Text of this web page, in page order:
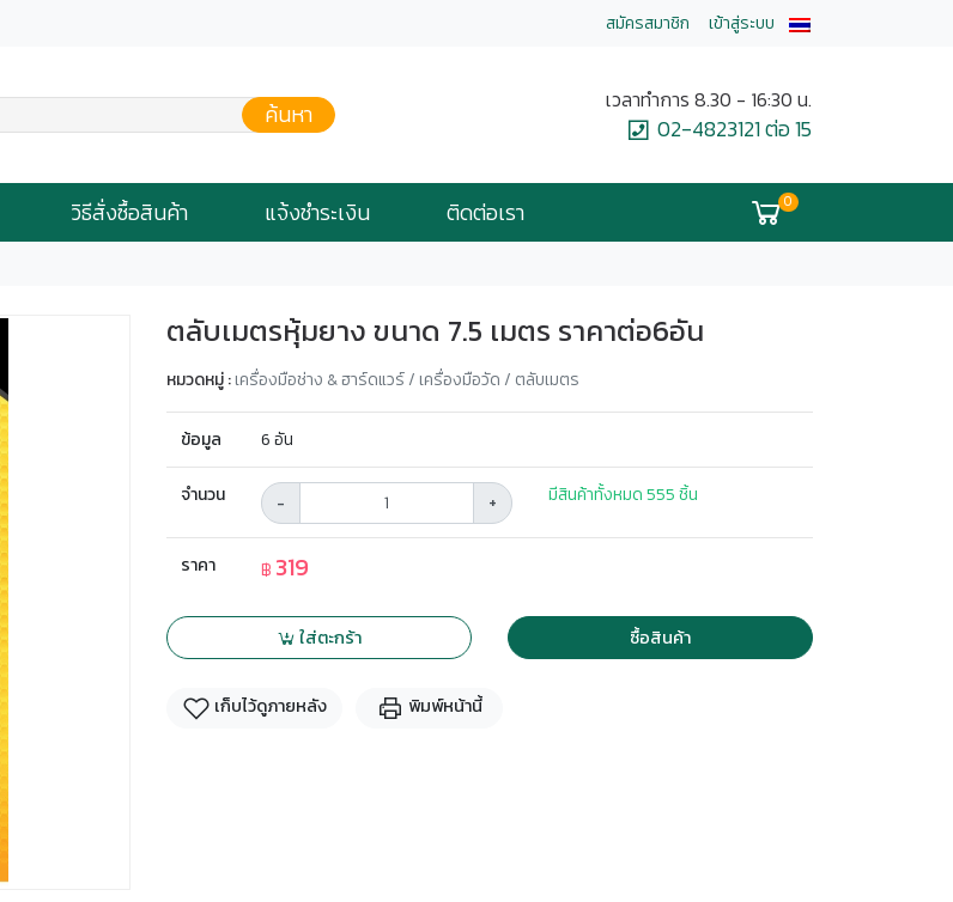
สมัครสมาชิก เข้าสู่ระบบ
ค้นหา เวลาทำการ 8.30 - 16:30 น.
02-4823121 ต่อ 15
วิธีสั่งซื้อสินค้า แจ้งชำระเงิน ติดต่อเรา 0
ตลับเมตรหุ้มยาง ขนาด 7.5 เมตร ราคาต่อ6อัน
หมวดหมู่ :เครื่องมือช่าง & ฮาร์ดแวร์ / เครื่องมือวัด / ตลับเมตร
ข้อมูล 6 อัน
จำนวน - + มีสินค้าทั้งหมด 555 ชิ้น
ราคา ฿ 319
ใส่ตะกร้า ซื้อสินค้า
เก็บไว้ดูภายหลัง พิมพ์หน้านี้